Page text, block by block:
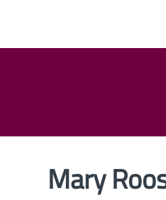
Mary